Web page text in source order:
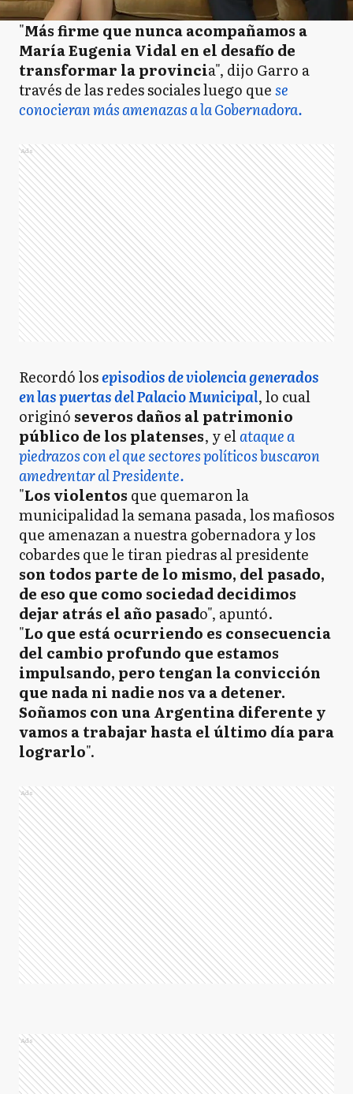
"Más firme que nunca acompañamos a
María Eugenia Vidal en el desafío de
transformar la provincia", dijo Garro a
través de las redes sociales luego quese
conocieran más amenazas a la Gobernadora.
Ads
Recordó losepisodios de violencia generados
en las puertas del Palacio Municipal, lo cual
originó severos daños al patrimonio
público de los platenses, y elataque a
piedrazos con el que sectores políticos buscaron
amedrentar al Presidente.
"Los violentos que quemaron la
municipalidad la semana pasada, los mafiosos
que amenazan a nuestra gobernadora y los
cobardes que le tiran piedras al presidente
son todos parte de lo mismo, del pasado,
de eso que como sociedad decidimos
dejar atrás el año pasado", apuntó.
"Lo que está ocurriendo es consecuencia
del cambio profundo que estamos
impulsando, pero tengan la convicción
que nada ni nadie nos va a detener.
Soñamos con una Argentina diferente y
vamos a trabajar hasta el último día para
lograrlo".
Ads
Ads